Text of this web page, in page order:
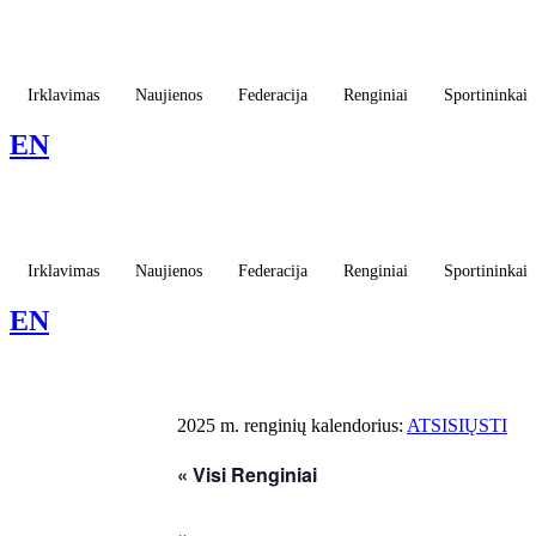
Irklavimas Naujienos Federacija Renginiai Sportininkai
EN
Irklavimas Naujienos Federacija Renginiai Sportininkai
EN
2025 m. renginių kalendorius: ATSISIŲSTI
« Visi Renginiai